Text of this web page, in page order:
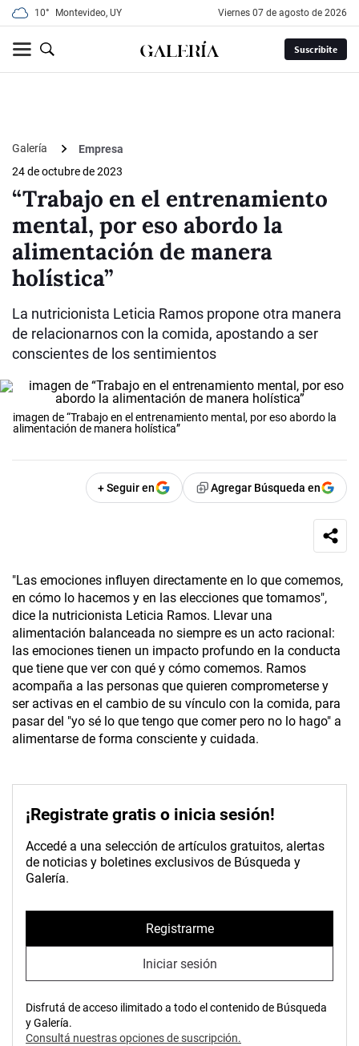
10° Montevideo, UY viernes 07 de agosto de 2026
Suscribite
Galería
Empresa
24 de octubre de 2023
“Trabajo en el entrenamiento
mental, por eso abordo la
alimentación de manera
holística”
La nutricionista Leticia Ramos propone otra manera
de relacionarnos con la comida, apostando a ser
conscientes de los sentimientos
imagen de “Trabajo en el entrenamiento mental, por eso abordo la
alimentación de manera holística”
+ Seguir en Agregar Búsqueda en
"Las emociones influyen directamente en lo que comemos,
en cómo lo hacemos y en las elecciones que tomamos",
dice la nutricionista Leticia Ramos. Llevar una
alimentación balanceada no siempre es un acto racional:
las emociones tienen un impacto profundo en la conducta
que tiene que ver con qué y cómo comemos. Ramos
acompaña a las personas que quieren comprometerse y
ser activas en el cambio de su vínculo con la comida, para
pasar del "yo sé lo que tengo que comer pero no lo hago" a
alimentarse de forma consciente y cuidada.
¡Registrate gratis o inicia sesión!
Accedé a una selección de artículos gratuitos, alertas
de noticias y boletines exclusivos de Búsqueda y
Galería.
Registrarme
Iniciar sesión
Disfrutá de acceso ilimitado a todo el contenido de Búsqueda
y Galería.
Consultá nuestras opciones de suscripción.